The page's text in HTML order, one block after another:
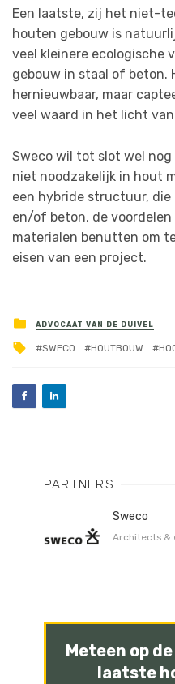
Een laatste, zij het niet-
houten gebouw is
veel kleinere ecologische
gebouw in staal of beton.
hernieuwbaar, maar
veel waard in het licht
Sweco wil tot slot wel
niet noodzakelijk in hout
een hybride structuur,
en/of beton, de
materialen benutten om
eisen van een project.
ADVOCAAT VAN DE DUIVEL
SWECO HOUTBOUW
PARTNERS
Sweco
Architects &
Meteen op
laatste